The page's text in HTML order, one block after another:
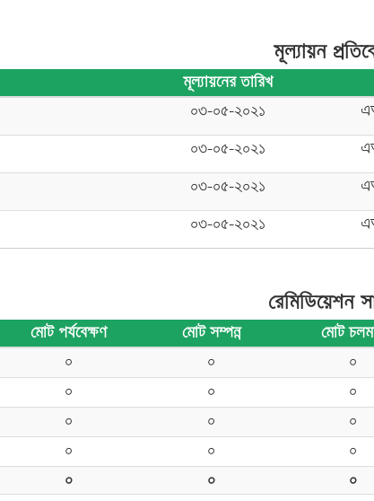
মূল্যায়ন
মূল্যায়নের তারিখ
০৩-০৫-২০২১
০৩-০৫-২০২১
০৩-০৫-২০২১
০৩-০৫-২০২১
রেমিডিয়েশন
মোট পর্যবেক্ষণ মোট সম্পন্ন মোট
০ ০ ০
০ ০ ০
০ ০ ০
০ ০ ০
০ ০ ০